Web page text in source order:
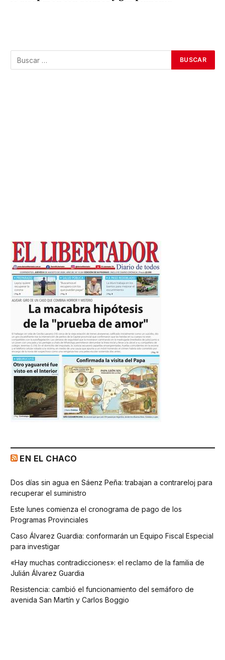
EN EL CHACO
Dos días sin agua en Sáenz Peña: trabajan a contrareloj para
recuperar el suministro
Este lunes comienza el cronograma de pago de los
Programas Provinciales
Caso Álvarez Guardia: conformarán un Equipo Fiscal Especial
para investigar
«Hay muchas contradicciones»: el reclamo de la familia de
Julián Álvarez Guardia
Resistencia: cambió el funcionamiento del semáforo de
avenida San Martín y Carlos Boggio